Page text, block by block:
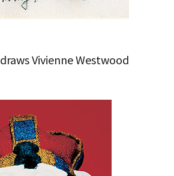
draws Vivienne Westwood